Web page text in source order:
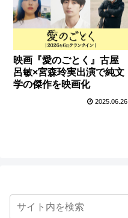
映画『愛のごとく』古屋
呂敏×宮森玲実出演で純文
学の傑作を映画化
2025.06.26